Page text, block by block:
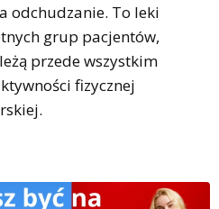
odchudzanie. To leki
grup pacjentów,
przede wszystkim
fizycznej